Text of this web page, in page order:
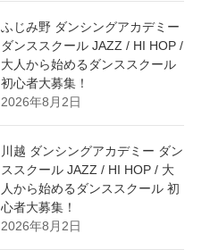
ふじみ野 ダンシングアカデミー
ダンススクール JAZZ / HI HOP /
大人から始めるダンススクール
初心者大募集！
2026年8月2日
川越 ダンシングアカデミー ダン
ススクール JAZZ / HI HOP / 大
人から始めるダンススクール 初
心者大募集！
2026年8月2日